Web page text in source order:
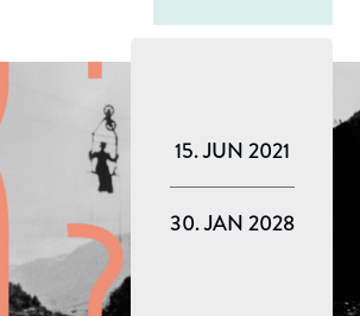
15. JUN 2021
30. JAN 2028